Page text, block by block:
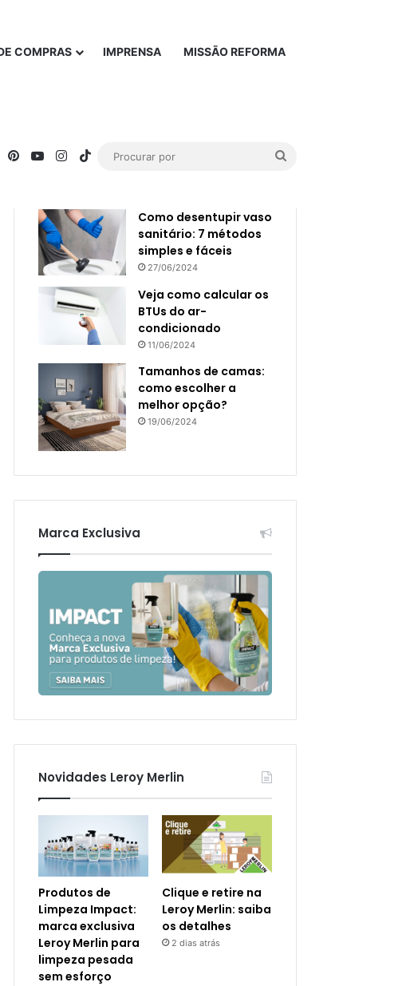
COMPRAS IMPRENSA MISSÃO REFORMA
PinterestYouTubeInstagram
TikTok
Popular
Como desentupir vaso
sanitário: 7 métodos
simples e fáceis
27/06/2024
Veja como calcular os
BTUs do ar-
condicionado
11/06/2024
Tamanhos de camas:
como escolher a
melhor opção?
19/06/2024
Marca Exclusiva
Novidades Leroy Merlin
Produtos de
Limpeza Impact:
marca exclusiva
Leroy Merlin para
limpeza pesada
sem esforço
Clique e retire na
Leroy Merlin: saiba
os detalhes
2 dias atrás